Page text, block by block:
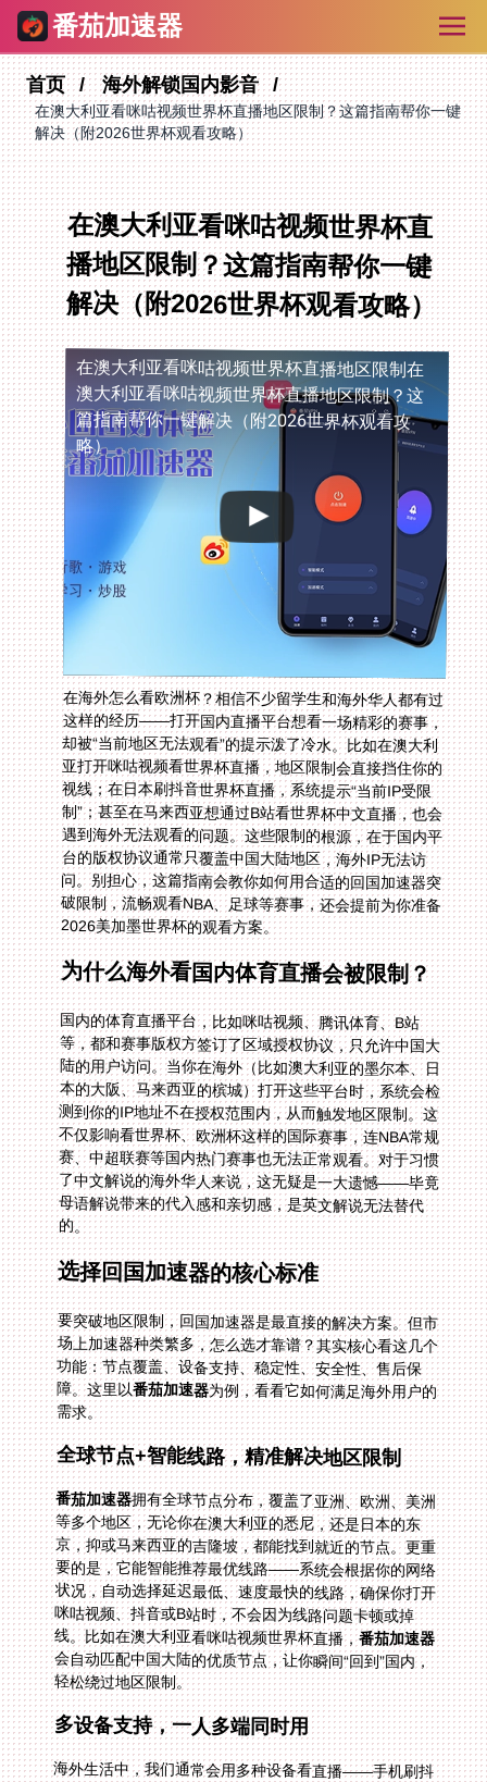
番茄加速器
首页 海外解锁国内影音
在澳大利亚看咪咕视频世界杯直播地区限制？这篇指南帮你一键
解决（附2026世界杯观看攻略）
在澳大利亚看咪咕视频世界杯直
播地区限制？这篇指南帮你一键
解决（附2026世界杯观看攻略）
在澳大利亚看咪咕视频世界杯直播地区限制在
澳大利亚看咪咕视频世界杯直播地区限制？这
篇指南帮你一键解决（附2026世界杯观看攻
略）
在海外怎么看欧洲杯？相信不少留学生和海外华人都有过
这样的经历——打开国内直播平台想看一场精彩的赛事，
却被“当前地区无法观看”的提示泼了冷水。比如在澳大利
亚打开咪咕视频看世界杯直播，地区限制会直接挡住你的
视线；在日本刷抖音世界杯直播，系统提示“当前IP受限
制”；甚至在马来西亚想通过B站看世界杯中文直播，也会
遇到海外无法观看的问题。这些限制的根源，在于国内平
台的版权协议通常只覆盖中国大陆地区，海外IP无法访
问。别担心，这篇指南会教你如何用合适的回国加速器突
破限制，流畅观看NBA、足球等赛事，还会提前为你准备
2026美加墨世界杯的观看方案。
为什么海外看国内体育直播会被限制？
国内的体育直播平台，比如咪咕视频、腾讯体育、B站
等，都和赛事版权方签订了区域授权协议，只允许中国大
陆的用户访问。当你在海外（比如澳大利亚的墨尔本、日
本的大阪、马来西亚的槟城）打开这些平台时，系统会检
测到你的IP地址不在授权范围内，从而触发地区限制。这
不仅影响看世界杯、欧洲杯这样的国际赛事，连NBA常规
赛、中超联赛等国内热门赛事也无法正常观看。对于习惯
了中文解说的海外华人来说，这无疑是一大遗憾——毕竟
母语解说带来的代入感和亲切感，是英文解说无法替代
的。
选择回国加速器的核心标准
要突破地区限制，回国加速器是最直接的解决方案。但市
场上加速器种类繁多，怎么选才靠谱？其实核心看这几个
功能：节点覆盖、设备支持、稳定性、安全性、售后保
障。这里以番茄加速器为例，看看它如何满足海外用户的
需求。
全球节点+智能线路，精准解决地区限制
番茄加速器拥有全球节点分布，覆盖了亚洲、欧洲、美洲
等多个地区，无论你在澳大利亚的悉尼，还是日本的东
京，抑或马来西亚的吉隆坡，都能找到就近的节点。更重
要的是，它能智能推荐最优线路——系统会根据你的网络
状况，自动选择延迟最低、速度最快的线路，确保你打开
咪咕视频、抖音或B站时，不会因为线路问题卡顿或掉
线。比如在澳大利亚看咪咕视频世界杯直播，番茄加速器
会自动匹配中国大陆的优质节点，让你瞬间“回到”国内，
轻松绕过地区限制。
多设备支持，一人多端同时用
海外生活中，我们通常会用多种设备看直播——手机刷抖
音世界杯，电脑看B站的中文解说，平板看咪咕的NBA赛